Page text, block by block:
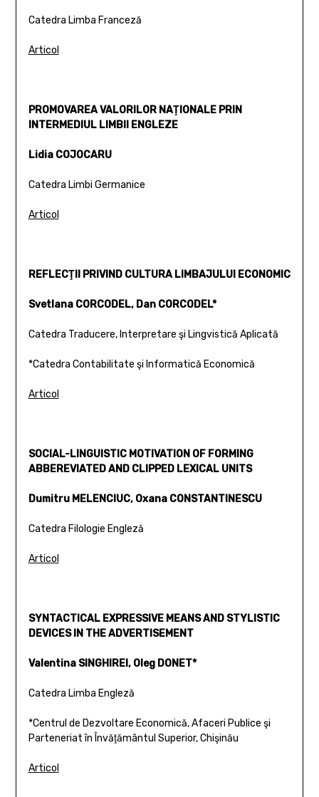
Catedra Limba Franceză
Articol
PROMOVAREA VALORILOR NAŢIONALE PRIN
INTERMEDIUL LIMBII ENGLEZE
Lidia COJOCARU
Catedra Limbi Germanice
Articol
REFLECŢII PRIVIND CULTURA LIMBAJULUI ECONOMIC
Svetlana CORCODEL, Dan CORCODEL*
Catedra Traducere, Interpretare şi Lingvistică Aplicată
*Catedra Contabilitate şi Informatică Economică
Articol
SOCIAL-LINGUISTIC MOTIVATION OF FORMING
ABBEREVIATED AND CLIPPED LEXICAL UNITS
Dumitru MELENCIUC, Oxana CONSTANTINESCU
Catedra Filologie Engleză
Articol
SYNTACTICAL EXPRESSIVE MEANS AND STYLISTIC
DEVICES IN THE ADVERTISEMENT
Valentina SINGHIREI, Oleg DONET*
Catedra Limba Engleză
*Centrul de Dezvoltare Economică, Afaceri Publice şi
Parteneriat în Învăţământul Superior, Chişinău
Articol